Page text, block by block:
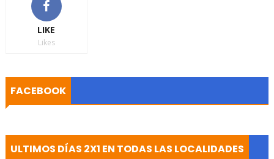
LIKE
Likes
FACEBOOK
ULTIMOS DÍAS 2X1 EN TODAS LAS LOCALIDADES